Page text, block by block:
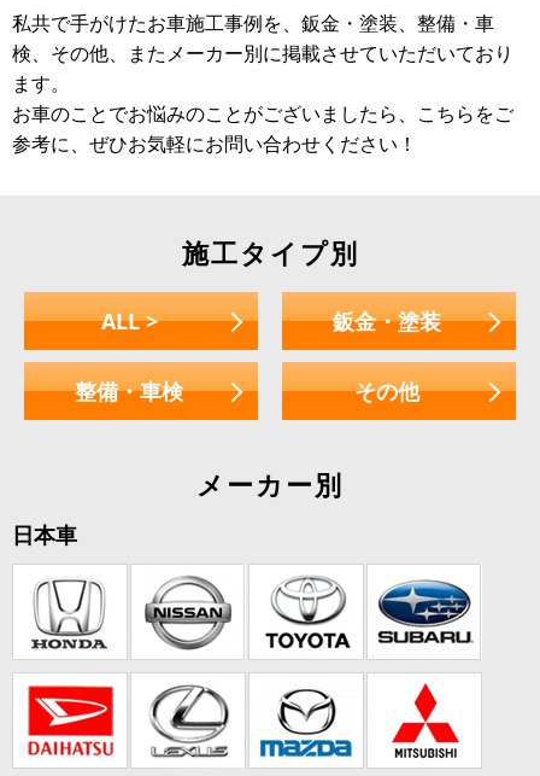
私共で手がけたお車施工事例を、鈑金・塗装、整備・車
検、その他、またメーカー別に掲載させていただいており
ます。
お車のことでお悩みのことがございましたら、こちらをご
参考に、ぜひお気軽にお問い合わせください！
施工タイプ別
ALL > 鈑金・塗装
整備・車検 その他
メーカー別
日本車